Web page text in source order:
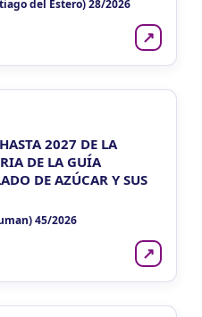
del Estero) 28/2026
↗
2027 DE LA
DE LA GUÍA
DE AZÚCAR Y SUS
45/2026
↗